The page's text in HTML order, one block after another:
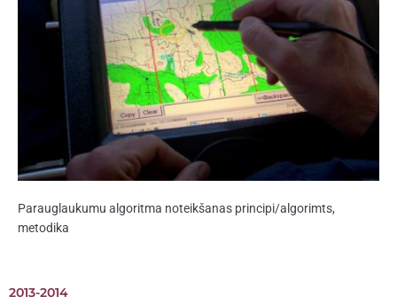
Parauglaukumu algoritma noteikšanas principi/algorimts,
metodika
2013-2014